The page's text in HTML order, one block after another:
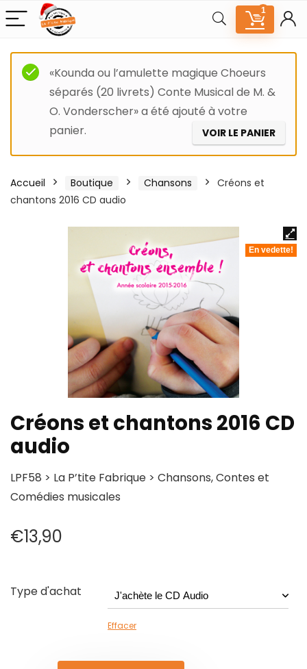
1
«Kounda ou l’amulette magique Choeurs
séparés (20 livrets) Conte Musical de M. &
O. Vonderscher» a été ajouté à votre
panier.
VOIR LE PANIER
Accueil Boutique Chansons
Créons et
chantons 2016 CD audio
En vedette!
Créons et chantons 2016 CD
audio
LPF58 > La P’tite Fabrique > Chansons, Contes et
Comédies musicales
€13,90
Type d'achat
Effacer